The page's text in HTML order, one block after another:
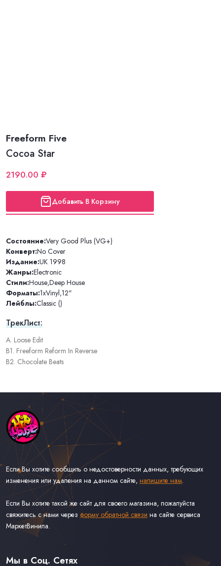
Freeform Five
Cocoa Star
2190.00 ₽
Добавить В Корзину
Состояние:Very Good Plus (VG+)
Конверт:No Cover
Издание:UK 1998
Жанры:Electronic
Стили:House,Deep House
Форматы:1xVinyl,12"
Лейблы:Classic ()
ТрекЛист:
A. Loose Edit
B1. Freeform Reform In Reverse
B2. Chocolate Beats
Если Вы хотите сообщить о недостоверности данных, требующих
изменения или удаления на данном сайте, напишите нам.
Если Вы хотите такой же сайт для своего магазина, пожалуйста
свяжитесь с нами через форму обратной связи на сайте сервиса
МаркетВинила.
Каталог Музыки на Виниле В Наличии
Доставка и Оплата
Мы в Соц. Сетях